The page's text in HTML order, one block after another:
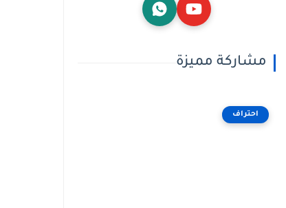
مشاركة مميزة
احتراف